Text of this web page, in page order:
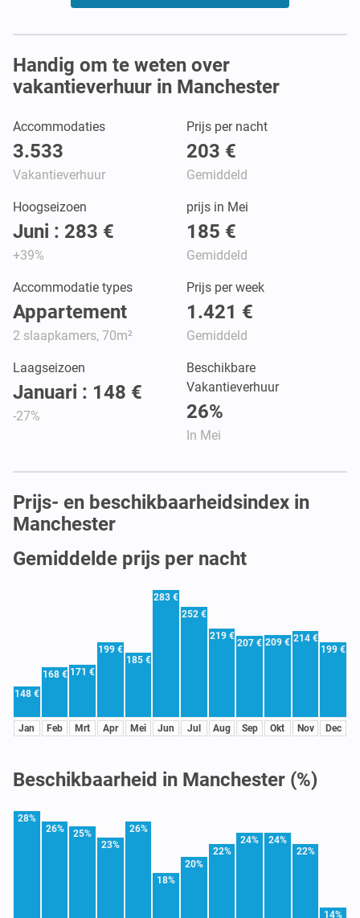
Handig om te weten over
vakantieverhuur in Manchester
Accommodaties
3.533
Vakantieverhuur
Prijs per nacht
203 €
Gemiddeld
Hoogseizoen
Juni : 283 €
+39%
prijs in Mei
185 €
Gemiddeld
Accommodatie types
Appartement
2 slaapkamers, 70m²
Prijs per week
1.421 €
Gemiddeld
Laagseizoen
Januari : 148 €
-27%
Beschikbare
Vakantieverhuur
26%
In Mei
Prijs- en beschikbaarheidsindex in
Manchester
Gemiddelde prijs per nacht
148 €
Jan
168 €
Feb
171 €
Mrt
199 €
Apr
185 €
Mei
283 €
Jun
252 €
Jul
219 €
Aug
207 €
Sep
209 €
Okt
214 €
Nov
199 €
Dec
Beschikbaarheid in Manchester (%)
28%
26%
25%
23%
26%
18%
20%
22%
24%
24%
22%
14%